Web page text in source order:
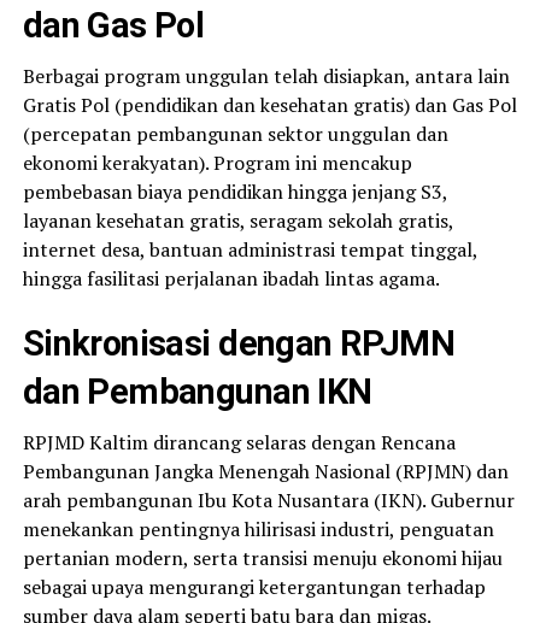
dan Gas Pol
Berbagai program unggulan telah disiapkan, antara lain
Gratis Pol (pendidikan dan kesehatan gratis) dan Gas Pol
(percepatan pembangunan sektor unggulan dan
ekonomi kerakyatan). Program ini mencakup
pembebasan biaya pendidikan hingga jenjang S3,
layanan kesehatan gratis, seragam sekolah gratis,
internet desa, bantuan administrasi tempat tinggal,
hingga fasilitasi perjalanan ibadah lintas agama.
Sinkronisasi dengan RPJMN
dan Pembangunan IKN
RPJMD Kaltim dirancang selaras dengan Rencana
Pembangunan Jangka Menengah Nasional (RPJMN) dan
arah pembangunan Ibu Kota Nusantara (IKN). Gubernur
menekankan pentingnya hilirisasi industri, penguatan
pertanian modern, serta transisi menuju ekonomi hijau
sebagai upaya mengurangi ketergantungan terhadap
sumber daya alam seperti batu bara dan migas.